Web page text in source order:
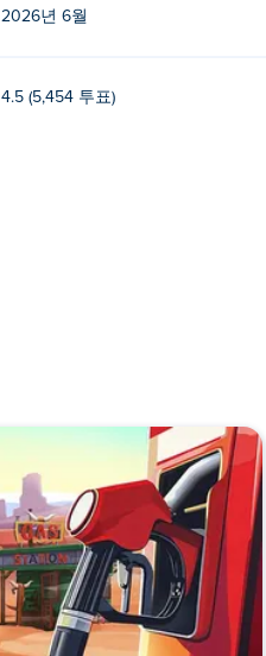
2026년 6월
4.5 (5,454 투표)